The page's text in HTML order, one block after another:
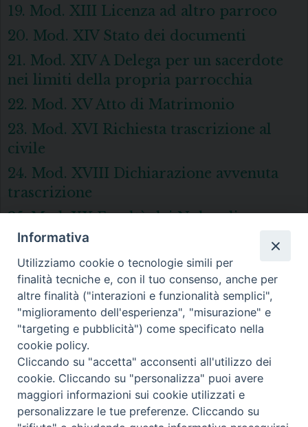
19. Mod. XIII Licenza ad altro parroco
20. Mod. XIV Stato dei documenti
21. Mod. XIV A Delega per un sacerdote
nei limiti della propria parrocchia
22. Mod. XV Atto di Matrimonio
23. Mod. XVI Richiesta trascrizione al
civile
24. Mod. XVIII Dichiarazione avvenuta
trascrizione
25. Mod. XX Facoltà dei Nubendi
26. Scheda Nubendi
Diocesi di Melfi Rapolla Venosa
• Largo Duomo, 12 - 85025 MELFI (PZ) •
Tel. 0972238604
PEC ufficiale della Diocesi:
diocesi.melfi_rapolla_venosa@legalmail.it
Informativa
Utilizziamo cookie o tecnologie simili per
finalità tecniche e, con il tuo consenso, anche per
altre finalità ("interazioni e funzionalità semplici",
"miglioramento dell'esperienza", "misurazione" e
"targeting e pubblicità") come specificato nella
cookie policy.
Cliccando su "accetta" acconsenti all'utilizzo dei
cookie. Cliccando su "personalizza" puoi avere
maggiori informazioni sui cookie utilizzati e
personalizzare le tue preferenze. Cliccando su